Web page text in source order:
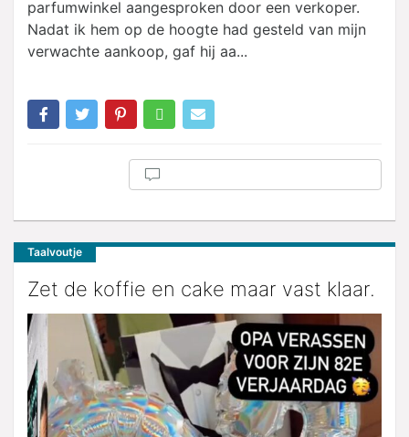
parfumwinkel aangesproken door een verkoper.
Nadat ik hem op de hoogte had gesteld van mijn
verwachte aankoop, gaf hij aa...
Taalvoutje
Zet de koffie en cake maar vast klaar.